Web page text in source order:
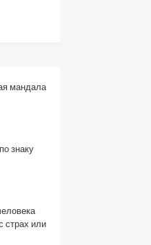
мандала
знаку
страх или